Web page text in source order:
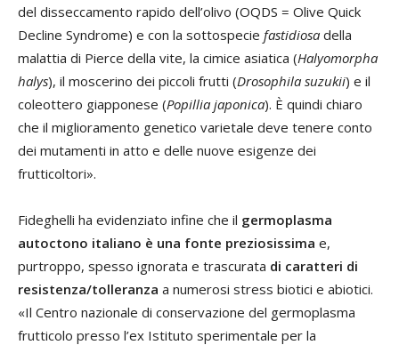
del disseccamento rapido dell’olivo (OQDS = Olive Quick
Decline Syndrome) e con la sottospecie fastidiosa della
malattia di Pierce della vite, la cimice asiatica (Halyomorpha
halys), il moscerino dei piccoli frutti (Drosophila suzukii) e il
coleottero giapponese (Popillia japonica). È quindi chiaro
che il miglioramento genetico varietale deve tenere conto
dei mutamenti in atto e delle nuove esigenze dei
frutticoltori».
Fideghelli ha evidenziato infine che il germoplasma
autoctono italiano è una fonte preziosissima e,
purtroppo, spesso ignorata e trascurata di caratteri di
resistenza/tolleranza a numerosi stress biotici e abiotici.
«Il Centro nazionale di conservazione del germoplasma
frutticolo presso l’ex Istituto sperimentale per la